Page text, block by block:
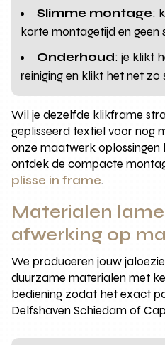
Slimme montage:
korte montagetijd en
Onderhoud: je klikt
reiniging en klikt het net zo
Wil je dezelfde klikframe
geplisseerd textiel voor nog
onze maatwerk oplossingen
ontdek de compacte
plisse in frame.
Materialen
afwerking op
We produceren jouw
duurzame materialen met
bediening zodat het exact
Delfshaven Schiedam of